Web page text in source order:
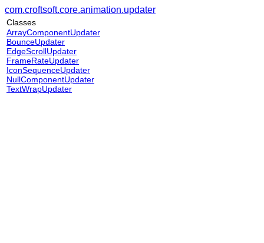
com.croftsoft.core.animation.updater
Classes
ArrayComponentUpdater
BounceUpdater
EdgeScrollUpdater
FrameRateUpdater
IconSequenceUpdater
NullComponentUpdater
TextWrapUpdater